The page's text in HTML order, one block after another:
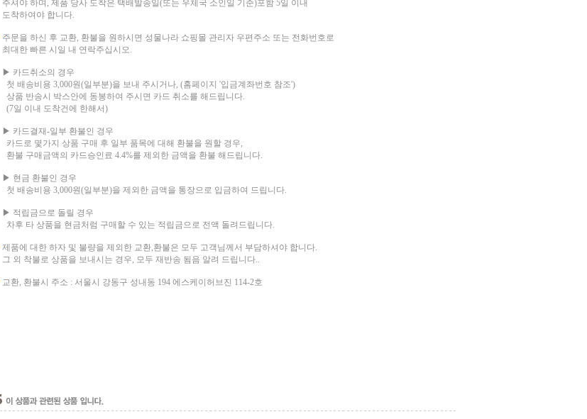
주셔야 하며, 제품 당사 도착은 택배발송일(또는 우체국 소인일 기준)포함 5일 이내
도착하여야 합니다.
주문을 하신 후 교환, 환불을 원하시면 성물나라 쇼핑몰 관리자 우편주소 또는 전화번호로
최대한 빠른 시일 내 연락주십시오.
▶ 카드취소의 경우
첫 배송비용 3,000원(일부분)을 보내 주시거나, (홈페이지 '입금계좌번호 참조')
상품 반송시 박스안에 동봉하여 주시면 카드 취소를 해드립니다.
(7일 이내 도착건에 한해서)
▶ 카드결재-일부 환불인 경우
카드로 몇가지 상품 구매 후 일부 품목에 대해 환불을 원할 경우,
환불 구매금액의 카드승인료 4.4%를 제외한 금액을 환불 해드립니다.
▶ 현금 환불인 경우
첫 배송비용 3,000원(일부분)을 제외한 금액을 통장으로 입금하여 드립니다.
▶ 적립금으로 돌릴 경우
차후 타 상품을 현금처럼 구매할 수 있는 적립금으로 전액 돌려드립니다.
제품에 대한 하자 및 불량을 제외한 교환,환불은 모두 고객님께서 부담하셔야 합니다.
그 외 착불로 상품을 보내시는 경우, 모두 재반송 됨음 알려 드립니다..
교환, 환불시 주소 : 서울시 강동구 성내동 194 에스케이허브진 114-2호